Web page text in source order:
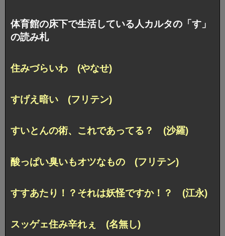
体育館の床下で生活している人カルタの「す」
の読み札
住みづらいわ (やなせ)
すげえ暗い (フリテン)
すいとんの術、これであってる？ (沙羅)
酸っぱい臭いもオツなもの (フリテン)
すすあたり！？それは妖怪ですか！？ (江永)
スッゲェ住み辛れぇ (名無し)